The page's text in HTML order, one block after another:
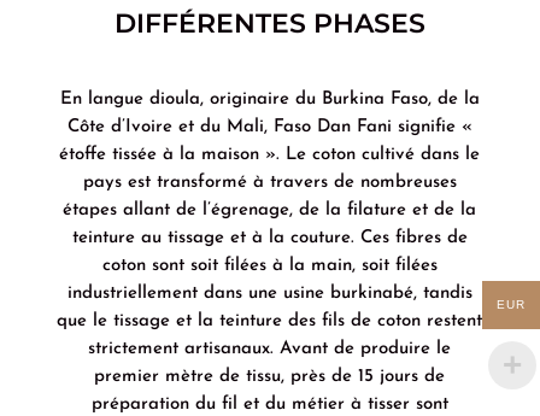
DIFFÉRENTES PHASES
En langue dioula, originaire du Burkina Faso, de la
Côte d’Ivoire et du Mali, Faso Dan Fani signifie «
étoffe tissée à la maison ». Le coton cultivé dans le
pays est transformé à travers de nombreuses
étapes allant de l’égrenage, de la filature et de la
teinture au tissage et à la couture. Ces fibres de
coton sont soit filées à la main, soit filées
industriellement dans une usine burkinabé, tandis
que le tissage et la teinture des fils de coton restent
strictement artisanaux. Avant de produire le
premier mètre de tissu, près de 15 jours de
préparation du fil et du métier à tisser sont
EUR